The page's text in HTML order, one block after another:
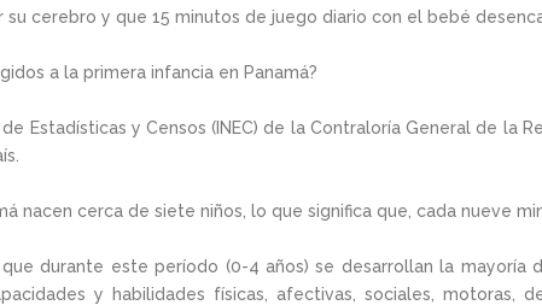
cerebro y que 15 minutos de juego diario con el bebé
a la primera infancia en Panamá?
Estadísticas y Censos (INEC) de la Contraloría General de la
nacen cerca de siete niños, lo que significa que, cada nueve
durante este período (0-4 años) se desarrollan la mayoría
y habilidades físicas, afectivas, sociales, motoras,